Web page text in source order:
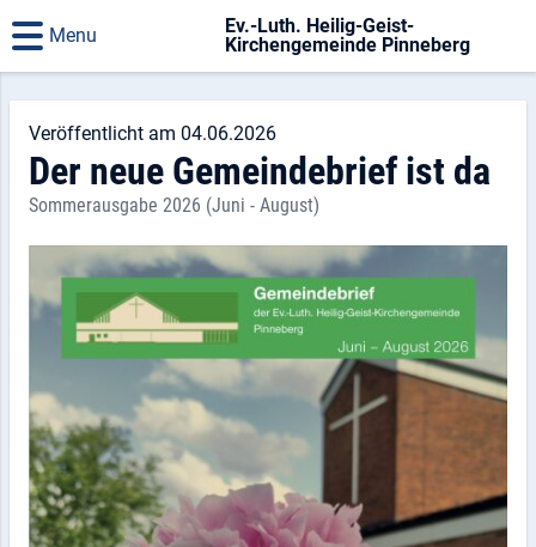
Ev.-Luth. Heilig-Geist-
Kirchengemeinde Pinneberg
Menu
Veröffentlicht am 04.06.2026
Der neue Gemeindebrief ist da
Sommerausgabe 2026 (Juni - August)